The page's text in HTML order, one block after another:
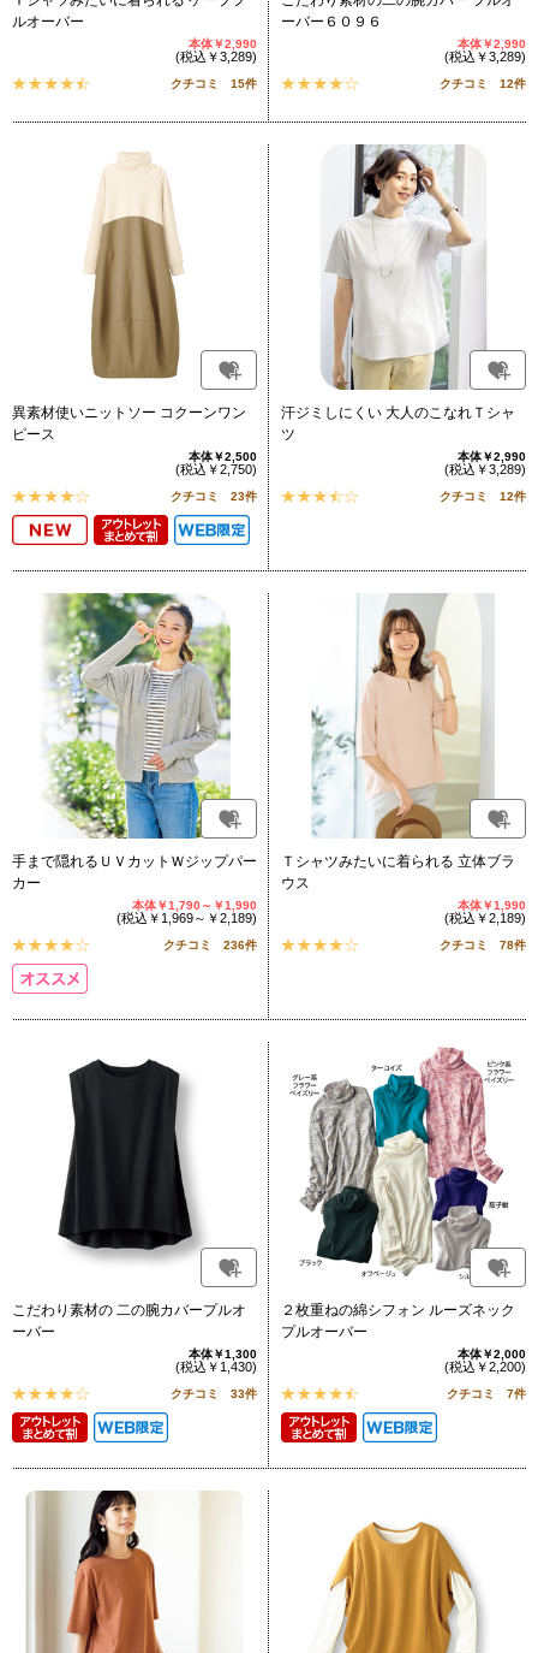
ルオーバー
本体￥2,990
(税込￥3,289)
クチコミ 15件
ーバー６０９６
本体￥2,990
(税込￥3,289)
クチコミ 12件
異素材使いニットソー コクーンワン
ピース
本体￥2,500
(税込￥2,750)
クチコミ 23件
汗ジミしにくい 大人のこなれＴシャ
ツ
本体￥2,990
(税込￥3,289)
クチコミ 12件
手まで隠れるＵＶカットＷジップパー
カー
本体￥1,790～￥1,990
(税込￥1,969～￥2,189)
クチコミ 236件
Ｔシャツみたいに着られる 立体ブラ
ウス
本体￥1,990
(税込￥2,189)
クチコミ 78件
こだわり素材の 二の腕カバープルオ
ーバー
本体￥1,300
(税込￥1,430)
クチコミ 33件
２枚重ねの綿シフォン ルーズネック
プルオーバー
本体￥2,000
(税込￥2,200)
クチコミ 7件